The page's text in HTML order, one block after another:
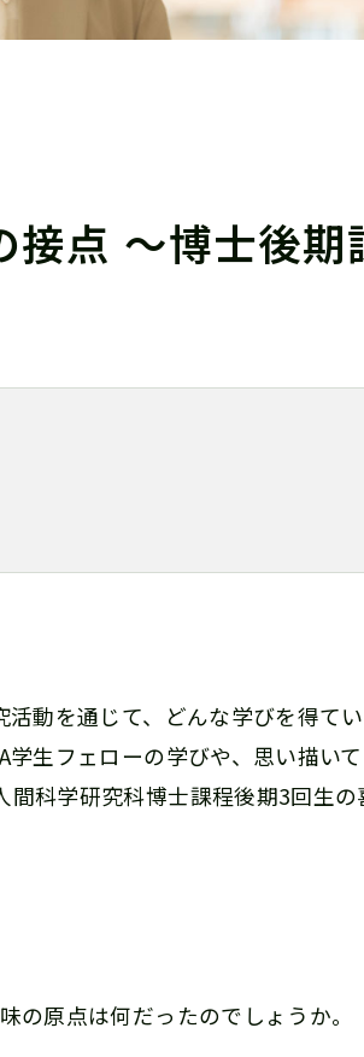
接点 ～博士後期
動を通じて、どんな学びを得て
生フェローの学びや、思い描い
科学研究科博士課程後期3回生
の原点は何だったのでしょうか。